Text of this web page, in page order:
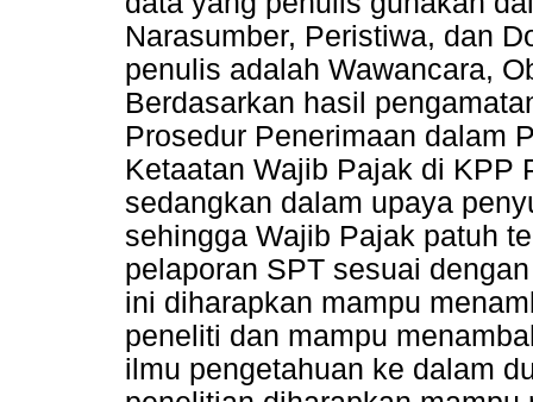
Narasumber, Peristiwa, dan
penulis adalah Wawancara,
Berdasarkan hasil
Prosedur Penerimaan dalam
Ketaatan Wajib Pajak di KPP
sedangkan dalam upaya
sehingga Wajib Pajak patuh
pelaporan SPT sesuai
ini diharapkan mampu
peneliti dan mampu
ilmu pengetahuan ke dalam